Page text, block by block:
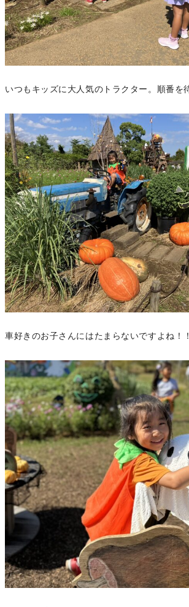
いつもキッズに大人気のトラクター。順番を
車好きのお子さんにはたまらないですよね！！